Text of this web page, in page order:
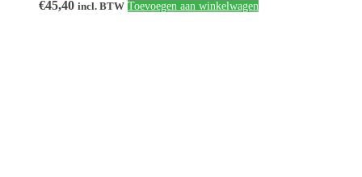
€45,40 incl. BTW Toevoegen aan winkelwagen